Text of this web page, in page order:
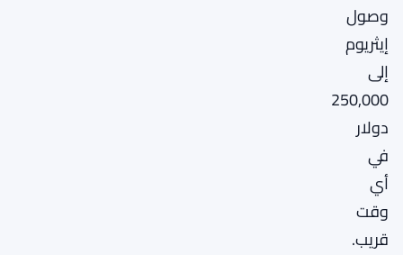
وصول
إيثريوم
إلى
250,000
دولار
في
أي
وقت
قريب.